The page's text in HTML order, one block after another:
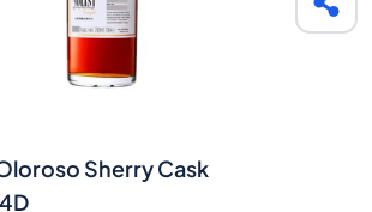
Sherry Cask